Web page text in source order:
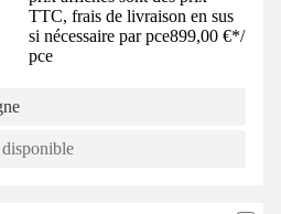
TTC, frais de livraison en sus
si nécessaire par pce899,00 €*/
pce